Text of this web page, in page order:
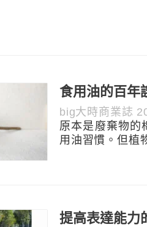
食用油的百年
big大時商業誌
原本是廢棄物的
用油習慣。但植
提高表達能力